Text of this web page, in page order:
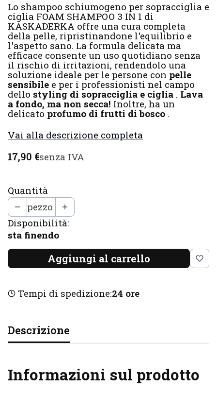
Lo shampoo schiumogeno per sopracciglia e
ciglia FOAM SHAMPOO 3 IN 1 di
KASKADERKA offre una cura completa
della pelle, ripristinandone l'equilibrio e
l'aspetto sano. La formula delicata ma
efficace consente un uso quotidiano senza
il rischio di irritazioni, rendendolo una
soluzione ideale per le persone con pelle
sensibile e per i professionisti nel campo
dello styling di sopracciglia e ciglia . Lava
a fondo, ma non secca! Inoltre, ha un
delicato profumo di frutti di bosco .
Vai alla descrizione completa
Prezzo
17,90 €senza IVA
Quantità
pezzo
Disponibilità:
sta finendo
Aggiungi al carrello
Tempi di spedizione:24 ore
Descrizione
Informazioni sul prodotto